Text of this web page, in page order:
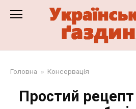
Головна » Консервація
Простий рецепт